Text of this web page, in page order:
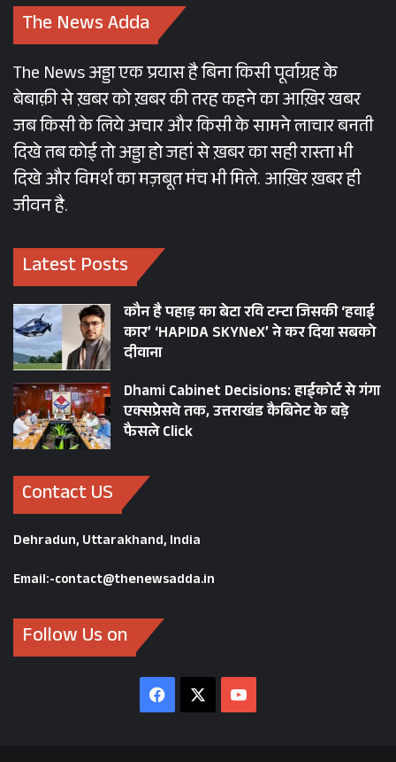
The News Adda
The News अड्डा एक प्रयास है बिना किसी पूर्वाग्रह के
बेबाक़ी से ख़बर को ख़बर की तरह कहने का आख़िर खबर
जब किसी के लिये अचार और किसी के सामने लाचार बनती
दिखे तब कोई तो अड्डा हो जहां से ख़बर का सही रास्ता भी
दिखे और विमर्श का मज़बूत मंच भी मिले. आख़िर ख़बर ही
जीवन है.
Latest Posts
कौन है पहाड़ का बेटा रवि टम्टा जिसकी ‘हवाई
कार’ ‘HAPIDA SKYNeX’ ने कर दिया सबको
दीवाना
Dhami Cabinet Decisions: हाईकोर्ट से गंगा
एक्सप्रेसवे तक, उत्तराखंड कैबिनेट के बड़े
फैसले Click
Contact US
Dehradun, Uttarakhand, India
Email:-contact@thenewsadda.in
Follow Us on
Facebook YouTube